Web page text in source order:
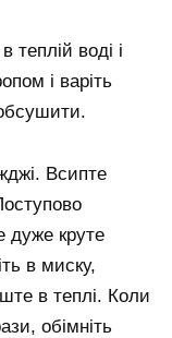
теплій воді і
і варіть
Всипте
дуже круте
в миску,
в теплі. Коли
обімніть